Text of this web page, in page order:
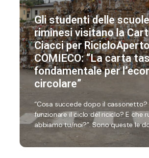
Gli studenti delle scuole
riminesi visitano la
Ciacci per
COMIECO: “La carta
fondamentale per
circolare”
“Cosa succede dopo il cassonetto?
funzionare il ciclo del riciclo? E che
abbiamo tu/noi?”. Sono queste le